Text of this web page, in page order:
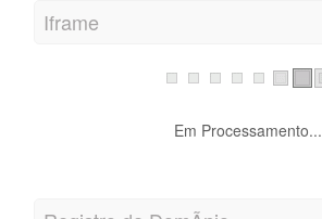
Iframe
Em Processamento...